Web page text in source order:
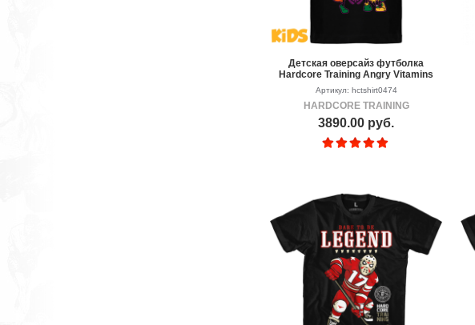
Детская оверсайз футболка
Hardcore Training Angry Vitamins
3.0.
Артикул: hctshirt0474
HARDCORE TRAINING
3890.00 руб.